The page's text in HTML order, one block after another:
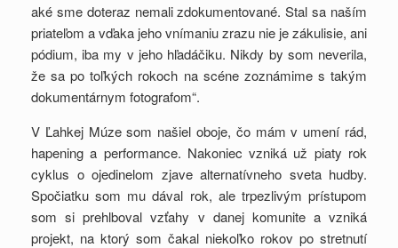
aké sme doteraz nemali zdokumentované. Stal sa naším
priateľom a vďaka jeho vnímaniu zrazu nie je zákulisie, ani
pódium, iba my v jeho hľadáčiku. Nikdy by som neverila,
že sa po toľkých rokoch na scéne zoznámime s takým
dokumentárnym fotografom“.
V Ľahkej Múze som našiel oboje, čo mám v umení rád,
hapening a performance. Nakoniec vzniká už piaty rok
cyklus o ojedinelom zjave alternatívneho sveta hudby.
Spočiatku som mu dával rok, ale trpezlivým prístupom
som si prehlboval vzťahy v danej komunite a vzniká
projekt, na ktorý som čakal niekoľko rokov po stretnutí